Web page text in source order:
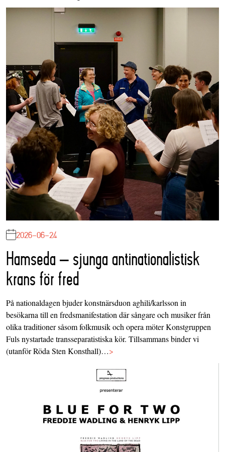
2026-06-24
Hamseda – sjunga antinationalistisk
krans för fred
På nationaldagen bjuder konstnärsduon aghili/karlsson in
besökarna till en fredsmanifestation där sångare och musiker från
olika traditioner såsom folkmusik och opera möter Konstgruppen
Fuls nystartade transseparatistiska kör. Tillsammans binder vi
(utanför Röda Sten Konsthall)…>